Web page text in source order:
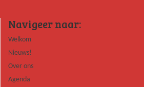
Navigeer naar:
Welkom
Nieuws!
Over ons
Agenda